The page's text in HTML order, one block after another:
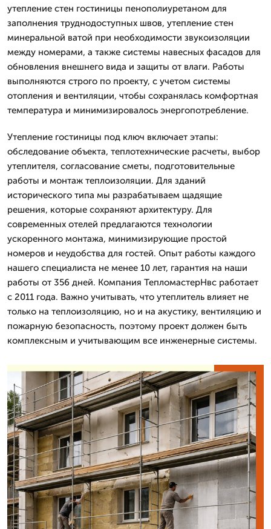
утепление стен гостиницы пенополиуретаном для
заполнения труднодоступных швов, утепление стен
минеральной ватой при необходимости звукоизоляции
между номерами, а также системы навесных фасадов для
обновления внешнего вида и защиты от влаги. Работы
выполняются строго по проекту, с учетом системы
отопления и вентиляции, чтобы сохранялась комфортная
температура и минимизировалось энергопотребление.
Утепление гостиницы под ключ включает этапы:
обследование объекта, теплотехнические расчеты, выбор
утеплителя, согласование сметы, подготовительные
работы и монтаж теплоизоляции. Для зданий
исторического типа мы разрабатываем щадящие
решения, которые сохраняют архитектуру. Для
современных отелей предлагаются технологии
ускоренного монтажа, минимизирующие простой
номеров и неудобства для гостей. Опыт работы каждого
нашего специалиста не менее 10 лет, гарантия на наши
работы от 356 дней. Компания ТепломастерНвс работает
с 2011 года. Важно учитывать, что утеплитель влияет не
только на теплоизоляцию, но и на акустику, вентиляцию и
пожарную безопасность, поэтому проект должен быть
комплексным и учитывающим все инженерные системы.